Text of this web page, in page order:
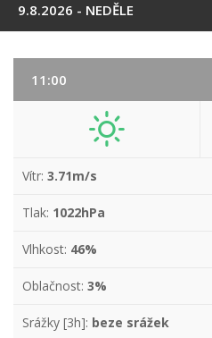
9.8.2026 - NEDĚLE
11:00
Vítr: 3.71m/s
Tlak: 1022hPa
Vlhkost: 46%
Oblačnost: 3%
Srážky [3h]: beze srážek